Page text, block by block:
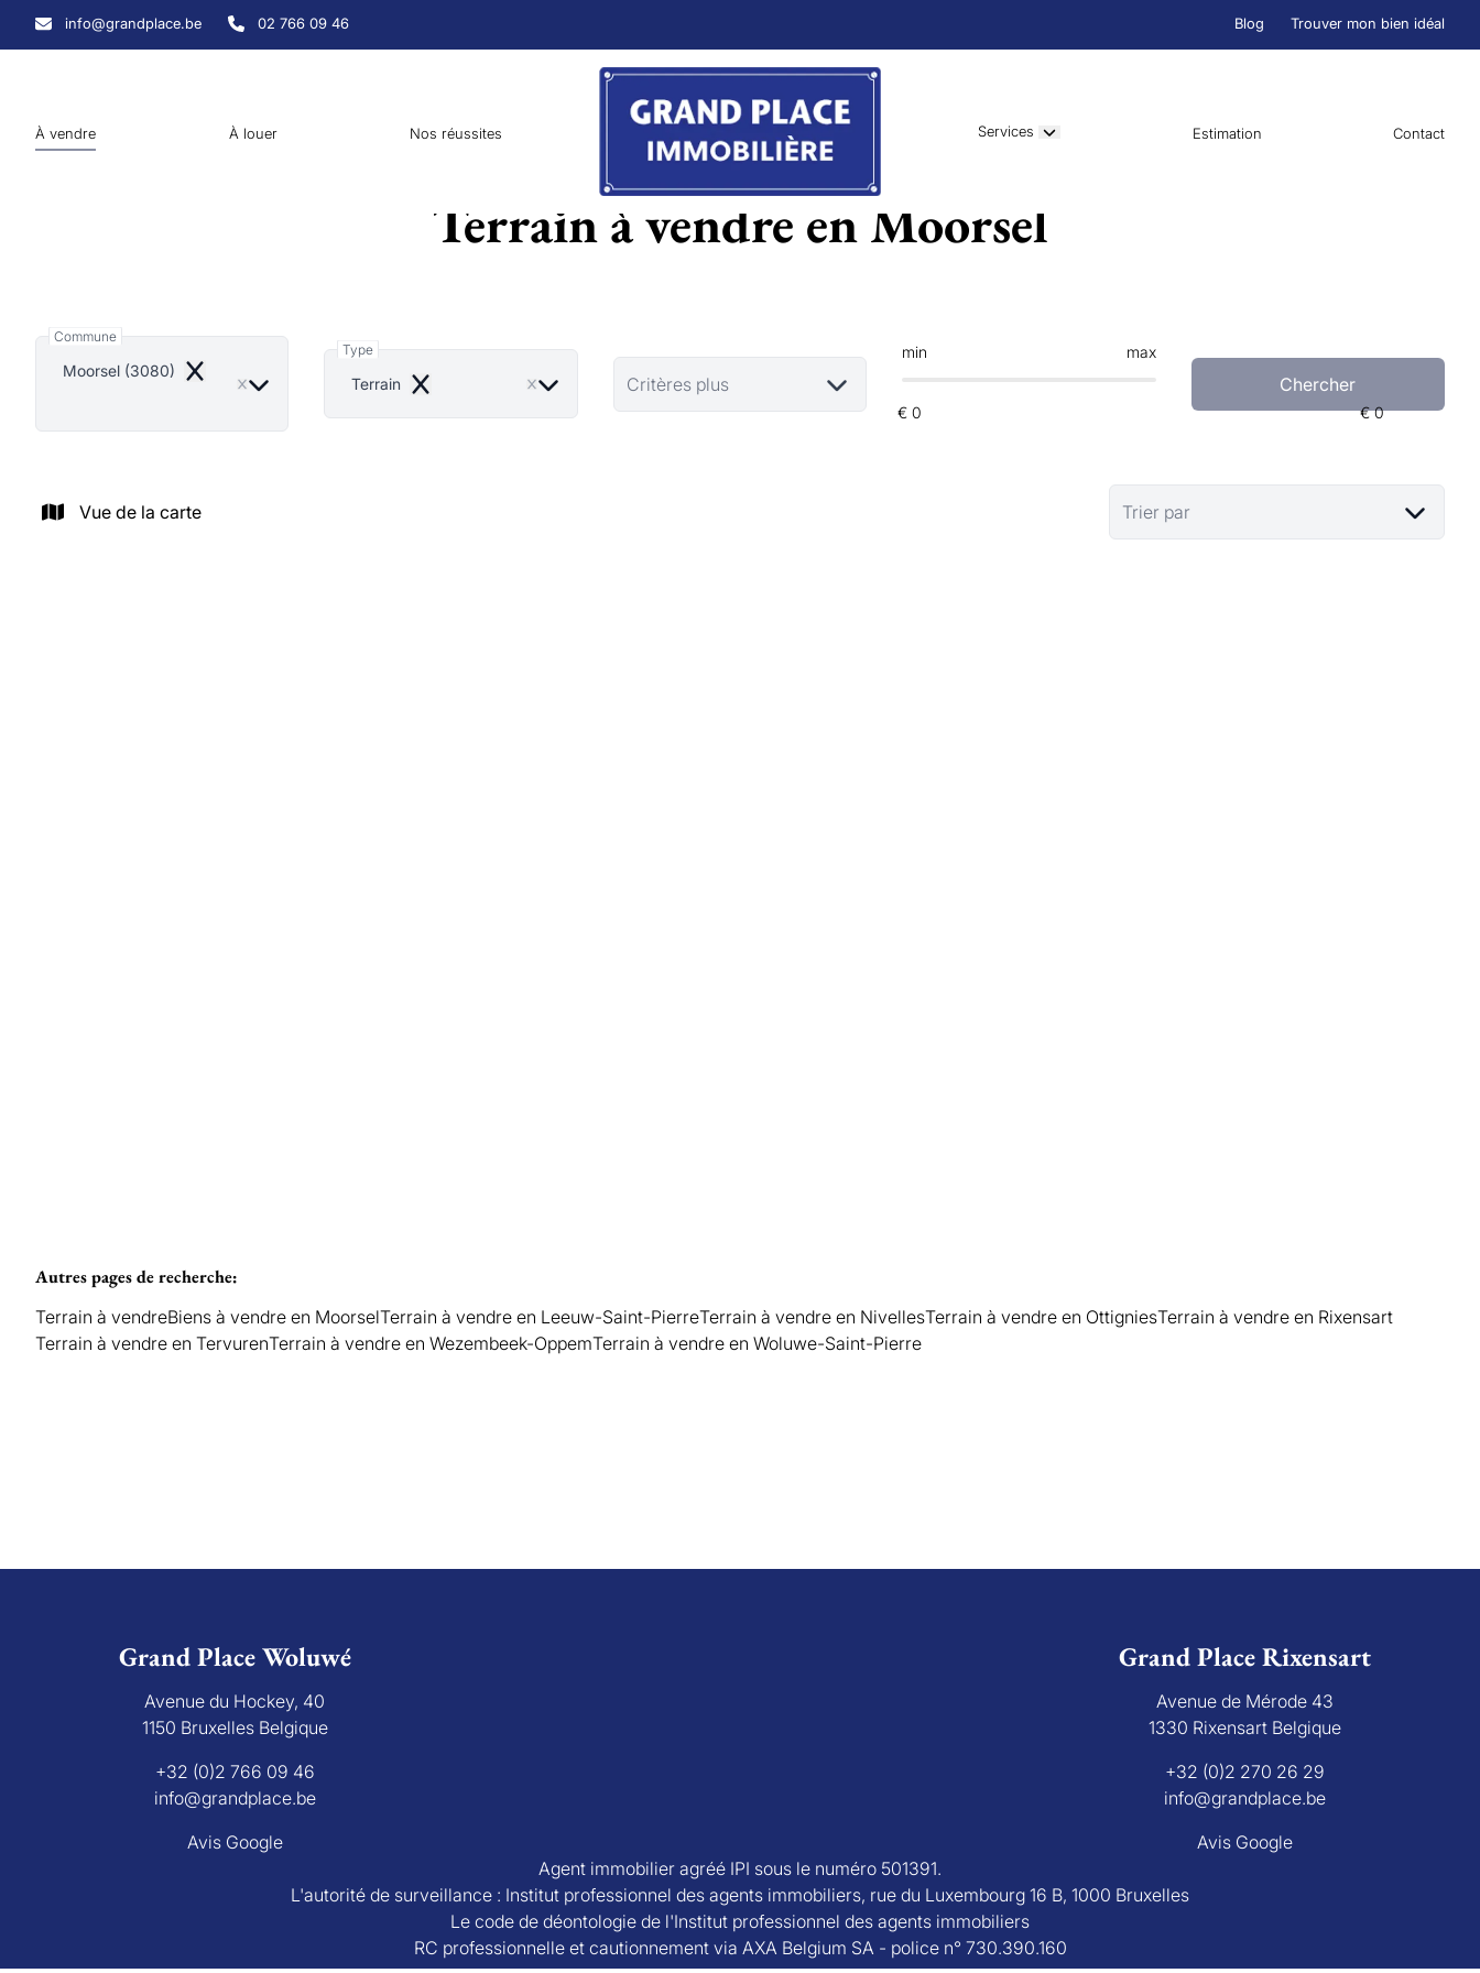
Aller au contenu principal
info@grandplace.be 02 766 09 46 Blog Trouver mon bien idéal
À vendre À louer Nos réussites Services Estimation Contact
Terrain à vendre en Moorsel
Commune
Moorsel (3080)
Remove
Type
Terrain
Remove Critères plus
min max
Chercher
Vue de la carte Trier par
Autres pages de recherche:
Terrain à vendreBiens à vendre en MoorselTerrain à vendre en Leeuw-Saint-PierreTerrain à vendre en NivellesTerrain à vendre en OttigniesTerrain à vendre en Rixensart
Terrain à vendre en TervurenTerrain à vendre en Wezembeek-OppemTerrain à vendre en Woluwe-Saint-Pierre
Grand Place Woluwé
Avenue du Hockey, 40
1150 Bruxelles Belgique
+32 (0)2 766 09 46
info@grandplace.be
Avis Google
Grand Place Rixensart
Avenue de Mérode 43
1330 Rixensart Belgique
+32 (0)2 270 26 29
info@grandplace.be
Avis Google
Agent immobilier agréé IPI sous le numéro 501391.
L'autorité de surveillance : Institut professionnel des agents immobiliers, rue du Luxembourg 16 B, 1000 Bruxelles
Le code de déontologie de l'Institut professionnel des agents immobiliers
RC professionnelle et cautionnement via AXA Belgium SA - police n° 730.390.160